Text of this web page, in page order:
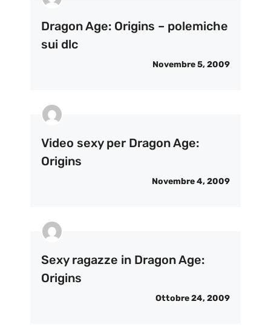
Dragon Age: Origins – polemiche
sui dlc
Novembre 5, 2009
Video sexy per Dragon Age:
Origins
Novembre 4, 2009
Sexy ragazze in Dragon Age:
Origins
Ottobre 24, 2009